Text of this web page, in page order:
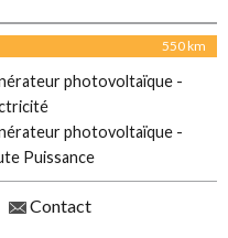
550 km
photovoltaïque -
photovoltaïque -
Puissance
Contact